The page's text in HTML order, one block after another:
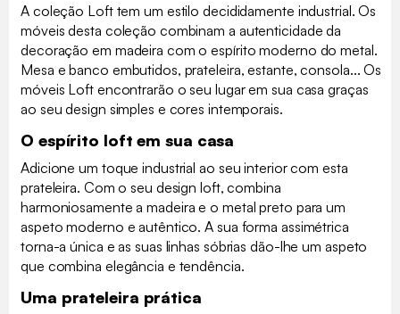
A coleção Loft tem um estilo decididamente industrial. Os
móveis desta coleção combinam a autenticidade da
decoração em madeira com o espírito moderno do metal.
Mesa e banco embutidos, prateleira, estante, consola... Os
móveis Loft encontrarão o seu lugar em sua casa graças
ao seu design simples e cores intemporais.
O espírito loft em sua casa
Adicione um toque industrial ao seu interior com esta
prateleira. Com o seu design loft, combina
harmoniosamente a madeira e o metal preto para um
aspeto moderno e autêntico. A sua forma assimétrica
torna-a única e as suas linhas sóbrias dão-lhe um aspeto
que combina elegância e tendência.
Uma prateleira prática